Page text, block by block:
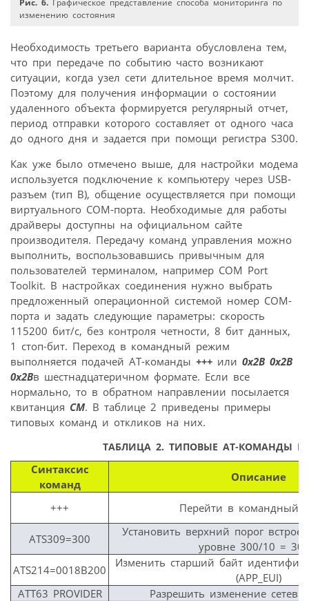
изменению состояния
Необходимость третьего варианта обусловлена тем,
что при передаче по событию часто возникают
ситуации, когда узел сети длительное время молчит.
Поэтому для получения информации о состоянии
удаленного объекта формируется регулярный отчет,
период отправки которого составляет от одного часа
до одного дня и задается при помощи регистра S300.
Как уже было отмечено выше, для настройки модема
используется подключение к компьютеру через USB-
разъем (тип B), общение осуществляется при помощи
виртуального COM-порта. Необходимые для работы
драйверы доступны на официальном сайте
производителя. Передачу команд управления можно
выполнить, воспользовавшись привычным для
пользователей терминалом, например COM Port
Toolkit. В настройках соединения нужно выбрать
предложенный операционной системой номер COM-
порта и задать следующие параметры: скорость
115200 бит/с, без контроля четности, 8 бит данных,
1 стоп-бит. Переход в командный режим
выполняется подачей AT-команды +++ или 0x2B 0x2B
0x2Bв шестнадцатеричном формате. Если все
нормально, то в обратном направлении посылается
квитанция CM. В таблице 2 приведены примеры
типовых команд и откликов на них.
ТАБЛИЦА 2. ТИПОВЫЕ AT-КОМАНДЫ
Синтаксис
команд
Описание
+++ Перейти в командный
ATS309=300
Установить верхний порог
уровне 300/10 = 30
ATS214=0018B200
Изменить старший байт
(APP_EUI)
ATT63 PROVIDER
Разрешить изменение